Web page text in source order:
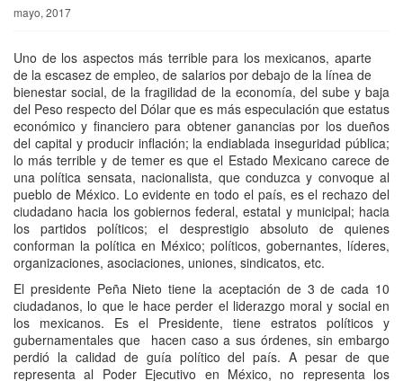
mayo, 2017
Uno de los aspectos más terrible para los mexicanos, aparte
de la escasez de empleo, de salarios por debajo de la línea de
bienestar social, de la fragilidad de la economía, del sube y baja
del Peso respecto del Dólar que es más especulación que estatus
económico y financiero para obtener ganancias por los dueños
del capital y producir inflación; la endiablada inseguridad pública;
lo más terrible y de temer es que el Estado Mexicano carece de
una política sensata, nacionalista, que conduzca y convoque al
pueblo de México. Lo evidente en todo el país, es el rechazo del
ciudadano hacia los gobiernos federal, estatal y municipal; hacia
los partidos políticos; el desprestigio absoluto de quienes
conforman la política en México; políticos, gobernantes, líderes,
organizaciones, asociaciones, uniones, sindicatos, etc.
El presidente Peña Nieto tiene la aceptación de 3 de cada 10
ciudadanos, lo que le hace perder el liderazgo moral y social en
los mexicanos. Es el Presidente, tiene estratos políticos y
gubernamentales que hacen caso a sus órdenes, sin embargo
perdió la calidad de guía político del país. A pesar de que
representa al Poder Ejecutivo en México, no representa los